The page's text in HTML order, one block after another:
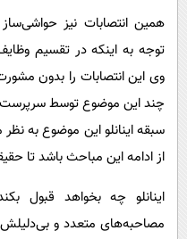
همین انتصابات نیز
توجه به اینکه در تقسیم
وی این انتصابات را بدون
چند این موضوع توسط سرپرست
سبقه اینانلو این موضوع به
از ادامه این مباحث باشد تا
اینانلو چه بخواهد قبول
مصاحبه‌های متعدد و